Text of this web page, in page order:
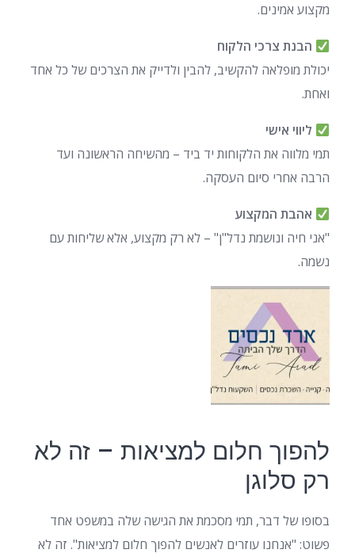
מקצוע אמינים.
הבנת צרכי הלקוח
יכולת מופלאה להקשיב, להבין ולדייק את הצרכים של כל אחד
ואחת.
ליווי אישי
תמי מלווה את הלקוחות יד ביד – מהשיחה הראשונה ועד
הרבה אחרי סיום העסקה.
אהבת המקצוע
"אני חיה ונושמת נדל"ן" – לא רק מקצוע, אלא שליחות עם
נשמה.
להפוך חלום למציאות – זה לא
רק סלוגן
בסופו של דבר, תמי מסכמת את הגישה שלה במשפט אחד
פשוט: "אנחנו עוזרים לאנשים להפוך חלום למציאות". זה לא